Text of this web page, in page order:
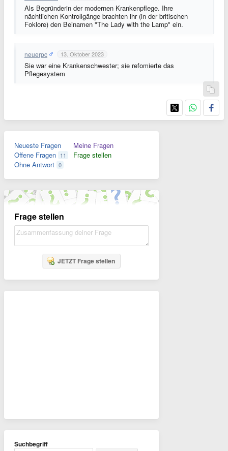
Als Begründerin der modernen Krankenpflege. Ihre
nächtlichen Kontrollgänge brachten ihr (in der britischen
Foklore) den Beinamen "The Lady with the Lamp" ein.
neuerpc 13. Oktober 2023
Sie war eine Krankenschwester; sie refomierte das
Pflegesystem
Neueste Fragen
Offene Fragen 11
Ohne Antwort 0
Meine Fragen
Frage stellen
Frage stellen
JETZT Frage stellen
Suchbegriff